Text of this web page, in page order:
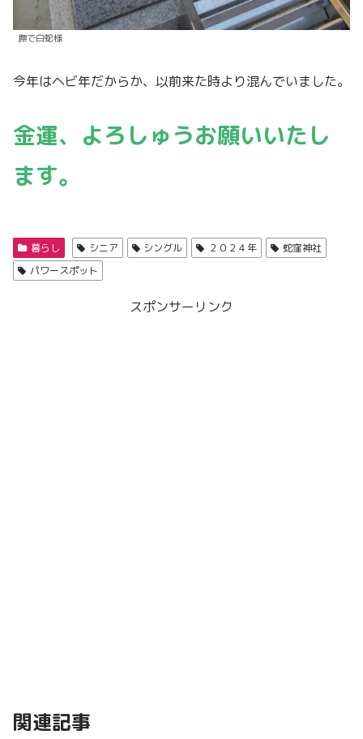
撫で白蛇様
今年はヘビ年だからか、以前来た時より混んでいました。
金運、よろしゅうお願いいたし
ます。
暮らし シニア シングル ２０２４年
蛇窪神社
パワースポット
スポンサーリンク
関連記事